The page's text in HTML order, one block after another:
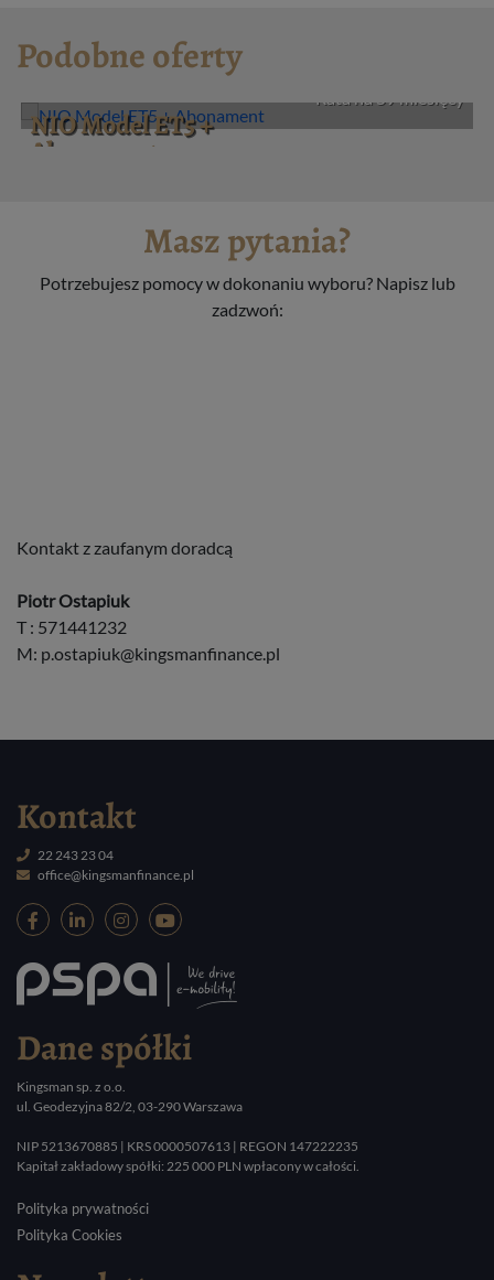
Podobne oferty
NIO Model ET5 +
Abonament
Rata na 59 miesięcy
Masz pytania?
Potrzebujesz pomocy w dokonaniu wyboru? Napisz lub
zadzwoń:
Kontakt z zaufanym doradcą
Piotr Ostapiuk
T : 571441232
M: p.ostapiuk@kingsmanfinance.pl
Kontakt
22 243 23 04
office@kingsmanfinance.pl
Dane spółki
Kingsman sp. z o.o.
ul. Geodezyjna 82/2, 03-290 Warszawa
NIP 5213670885 | KRS 0000507613 | REGON 147222235
Kapitał zakładowy spółki: 225 000 PLN wpłacony w całości.
Polityka prywatności
Polityka Cookies